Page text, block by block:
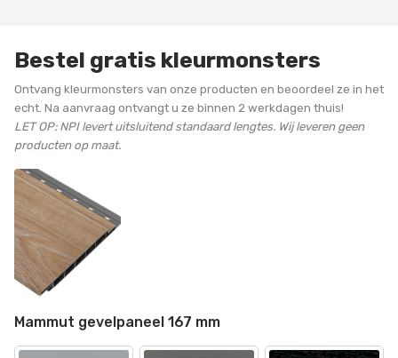
Bestel gratis kleurmonsters
Ontvang kleurmonsters van onze producten en beoordeel ze in het
echt. Na aanvraag ontvangt u ze binnen 2 werkdagen thuis!
LET OP: NPI levert uitsluitend standaard lengtes. Wij leveren geen
producten op maat.
Mammut gevelpaneel 167 mm